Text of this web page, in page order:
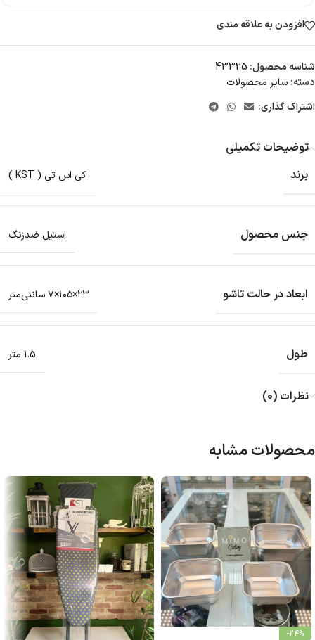
افزودن به علاقه مندی
شناسه محصول: 43325
دسته: سایر محصولات
اشتراک گذاری:
توضیحات تکمیلی
برند
کی اس تی ( KST )
جنس محصول استیل ضدزنگ
ابعاد در حالت تاشو ۲۳×۱۰۵×۷ سانتی‌متر
طول 1.5 متر
نظرات (0)
محصولات مشابه
-24%